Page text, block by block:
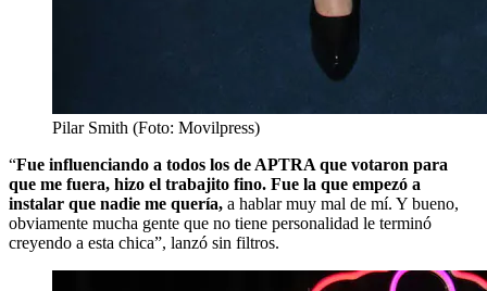
Pilar Smith (Foto: Movilpress)
“Fue influenciando a todos los de APTRA que votaron para
que me fuera, hizo el trabajito fino. Fue la que empezó a
instalar que nadie me quería, a hablar muy mal de mí. Y bueno,
obviamente mucha gente que no tiene personalidad le terminó
creyendo a esta chica”, lanzó sin filtros.